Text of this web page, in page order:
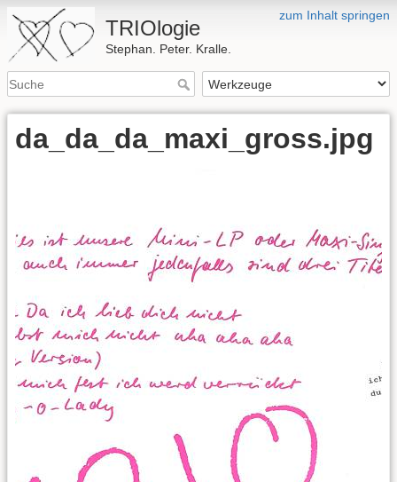
zum Inhalt springen
TRIOlogie
Stephan. Peter. Kralle.
da_da_da_maxi_gross.jpg